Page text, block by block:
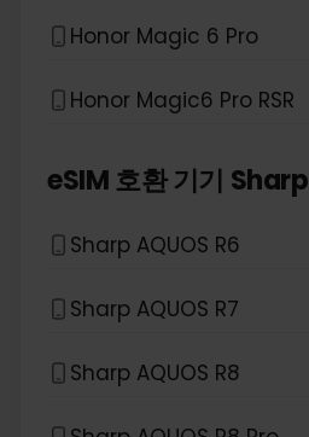
Honor Magic 6 Pro
Honor Magic6 Pro RSR
eSIM 호환 기기 Sharp
Sharp AQUOS R6
Sharp AQUOS R7
Sharp AQUOS R8